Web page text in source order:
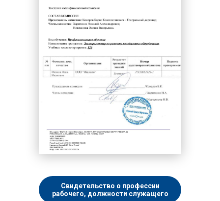
Свидетельство о профессии
рабочего, должности служащего